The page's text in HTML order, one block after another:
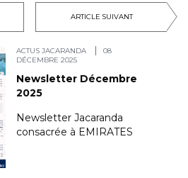
ARTICLE SUIVANT
ACTUS JACARANDA
08
DÉCEMBRE 2025
Newsletter Décembre
2025
Newsletter Jacaranda
consacrée à EMIRATES